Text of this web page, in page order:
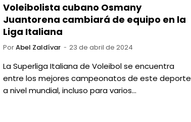
Voleibolista cubano Osmany
Juantorena cambiará de equipo en la
Liga Italiana
PorAbel Zaldívar 23 de abril de 2024
La Superliga Italiana de Voleibol se encuentra
entre los mejores campeonatos de este deporte
a nivel mundial, incluso para varios…